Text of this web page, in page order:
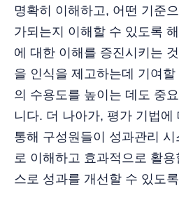
명확히 이해하고, 어떤 기준
가되는지 이해할 수 있도록
에 대한 이해를 증진시키는
을 인식을 제고하는데 기여
의 수용도를 높이는 데도 중
니다. 더 나아가, 평가 기법에
통해 구성원들이 성과관리
로 이해하고 효과적으로 활
스로 성과를 개선할 수 있도